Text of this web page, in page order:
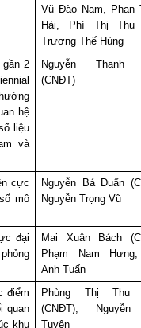
Vũ Đào Nam, Phan
Hải, Phí Thị Thu
Trương Thế Hùng
gần 2
hệ
liệu
và
Nguyễn Thanh
(CNĐT)
cực
mô
Nguyễn Bá Duẩn
Nguyễn Trọng Vũ
đại
Mai Xuân Bách
Phạm Nam
Anh Tuấn
điểm
quan
khu
Phùng Thị Thu
(CNĐT),
Tuyên